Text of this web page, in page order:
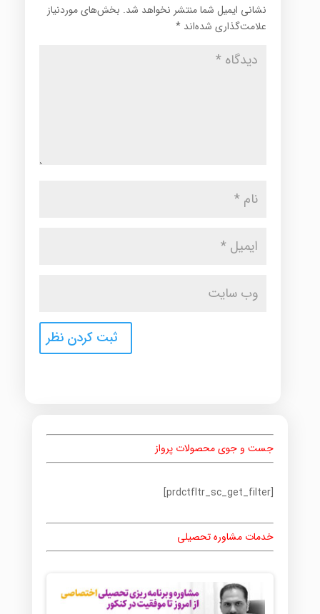
نشانی ایمیل شما منتشر نخواهد شد. بخش‌های موردنیاز
علامت‌گذاری شده‌اند *
جست و جوی محصولات پرواز
[prdctfltr_sc_get_filter]
خدمات مشاوره تحصیلی